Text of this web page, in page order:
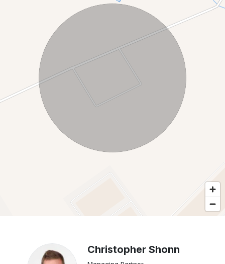
In acest moment terenurile sunt date in arenda.
O oportunitate prin localizarea strategica într-o zonă puternic
industrializată, aproape de centre logistice mari.
Teren ideal pentru hale, depozite, parcuri logistice sau spații
de producție.
Acesta este terenul potrivit pentru dezvoltatori imobiliari
interesați de construcția de hale, depozite sau parcuri
industriale. Investitori care caută terenuri în zone cu potențial
de creștere economică. Companii de logistică și distribuție
care au nevoie de spațiu pentru extindere. Producători și
antreprenori din domenii diverse (producție, depozitare,
Contacteaza-ne pentru pentru detalii si vizionare
Christopher Shonn